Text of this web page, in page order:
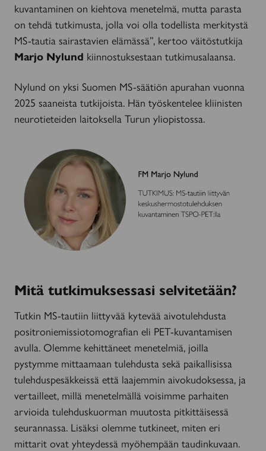
kuvantaminen on kiehtova menetelmä, mutta parasta
on tehdä tutkimusta, jolla voi olla todellista merkitystä
MS-tautia sairastavien elämässä”, kertoo väitöstutkija
Marjo Nylund kiinnostuksestaan tutkimusalaansa.
Nylund on yksi Suomen MS-säätiön apurahan vuonna
2025 saaneista tutkijoista. Hän työskentelee kliinisten
neurotieteiden laitoksella Turun yliopistossa.
Mitä tutkimuksessasi selvitetään?
Tutkin MS-tautiin liittyvää kytevää aivotulehdusta
positroniemissiotomografian eli PET-kuvantamisen
avulla. Olemme kehittäneet menetelmiä, joilla
pystymme mittaamaan tulehdusta sekä paikallisissa
tulehduspesäkkeissä että laajemmin aivokudoksessa, ja
vertailleet, millä menetelmällä voisimme parhaiten
arvioida tulehduskuorman muutosta pitkittäisessä
seurannassa. Lisäksi olemme tutkineet, miten eri
mittarit ovat yhteydessä myöhempään taudinkuvaan.